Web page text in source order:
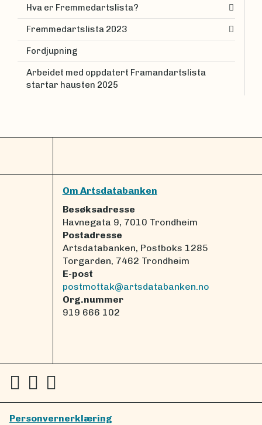
Hva er Fremmedartslista?
Fremmedartslista 2023
Fordjupning
Arbeidet med oppdatert Framandartslista
startar hausten 2025
Om Artsdatabanken
Besøksadresse
Havnegata 9, 7010 Trondheim
Postadresse
Artsdatabanken, Postboks 1285
Torgarden, 7462 Trondheim
E-post
postmottak@artsdatabanken.no
Org.nummer
919 666 102
Personvernerklæring